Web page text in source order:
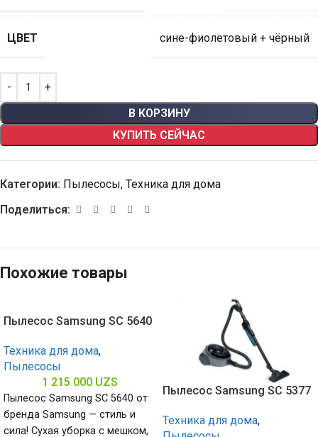
ЦВЕТ сине-фиолетовый + чёрный
В КОРЗИНУ
КУПИТЬ СЕЙЧАС
Категории: Пылесосы, Техника для дома
Поделиться:
Похожие товары
Пылесос Samsung SC 5640
Техника для дома,
Пылесосы
1 215 000 UZS
Пылесос Samsung SC 5640 от
бренда Samsung — стиль и
сила! Сухая уборка с мешком,
Пылесос Samsung SC 5377
Техника для дома,